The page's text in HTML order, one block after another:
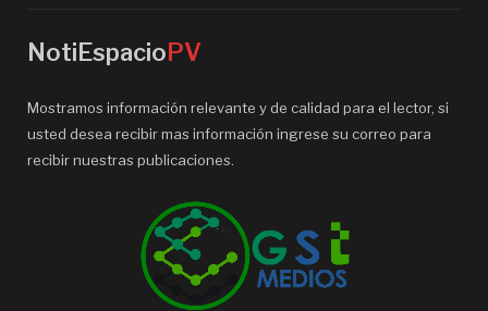
NotiEspacioPV
Mostramos información relevante y de calidad para el lector, si
usted desea recibir mas información ingrese su correo para
recibir nuestras publicaciones.